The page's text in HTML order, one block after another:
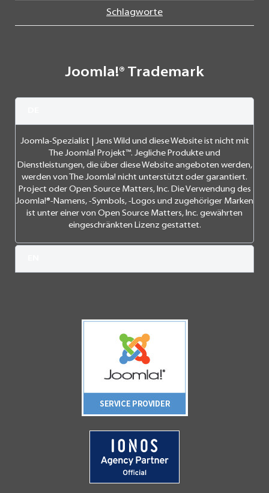
Schlagworte
Joomla!® Trademark
Joomla-Spezialist | Jens Wild und diese Website ist nicht mit
The Joomla! Projekt™. Jegliche Produkte und
Dienstleistungen, die über diese Website angeboten werden,
werden von The Joomla! nicht unterstützt oder garantiert.
Project oder Open Source Matters, Inc. Die Verwendung des
Joomla!®-Namens, -Symbols, -Logos und zugehöriger Marken
ist unter einer von Open Source Matters, Inc. gewährten
eingeschränkten Lizenz gestattet.